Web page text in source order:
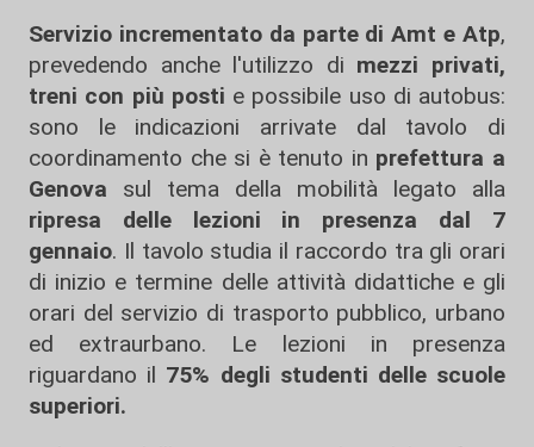
Servizio incrementato da parte di Amt e Atp,
prevedendo anche l'utilizzo di mezzi privati,
treni con più posti e possibile uso di autobus:
sono le indicazioni arrivate dal tavolo di
coordinamento che si è tenuto in prefettura a
Genova sul tema della mobilità legato alla
ripresa delle lezioni in presenza dal 7
gennaio. Il tavolo studia il raccordo tra gli orari
di inizio e termine delle attività didattiche e gli
orari del servizio di trasporto pubblico, urbano
ed extraurbano. Le lezioni in presenza
riguardano il 75% degli studenti delle scuole
superiori.